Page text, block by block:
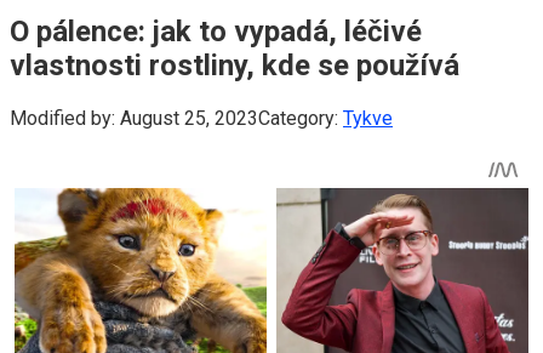
O pálence: jak to vypadá, léčivé
vlastnosti rostliny, kde se používá
Modified by: August 25, 2023Category: Tykve